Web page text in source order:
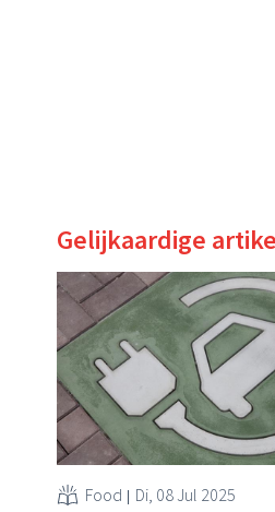
Gelijkaardige
Food Di, 08 Jul 2025